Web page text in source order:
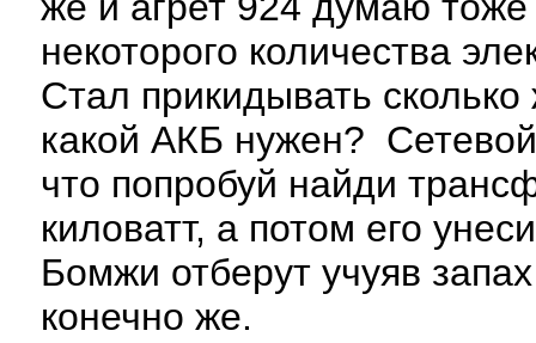
некоторого количества
Стал прикидывать
какой АКБ нужен?
что попробуй найди
киловатт, а потом его
Бомжи отберут учуяв
конечно же.